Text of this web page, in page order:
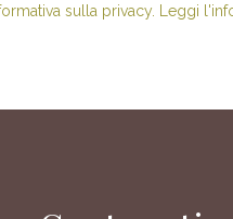
sulla privacy. Leggi